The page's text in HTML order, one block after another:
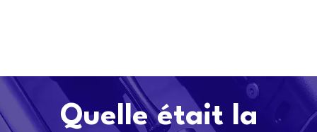
Quelle était la